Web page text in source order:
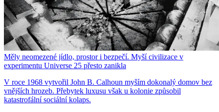
Měly neomezené jídlo, prostor i bezpečí. Myší civilizace v
experimentu Universe 25 přesto zanikla
V roce 1968 vytvořil John B. Calhoun myším dokonalý domov bez
vnějších hrozeb. Přebytek luxusu však u kolonie způsobil
katastrofální sociální kolaps.